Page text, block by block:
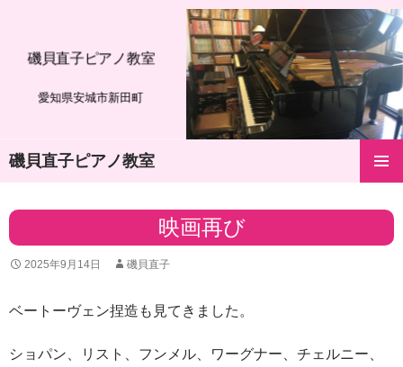
愛知県安城市新田町
磯貝直子ピアノ教室
磯貝直子ピアノ教室
テ
へ
キ
映画再び
2025年9月14日 磯貝直子
ベートーヴェン捏造も見てきました。
ショパン、リスト、フンメル、ワーグナー、チェルニー、